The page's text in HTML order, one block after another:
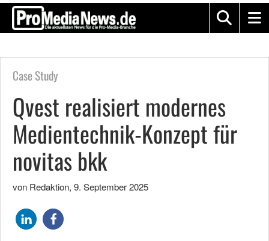
Case Study
Qvest realisiert modernes
Medientechnik-Konzept für
novitas bkk
von Redaktion, 9. September 2025